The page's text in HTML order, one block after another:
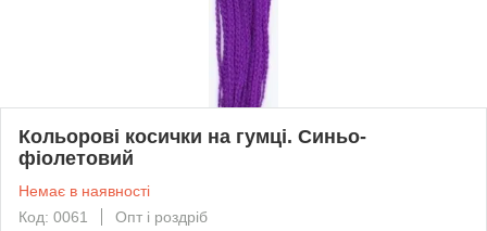
Кольорові косички на гумці. Синьо-
фіолетовий
Немає в наявності
Код: 0061
Опт і роздріб